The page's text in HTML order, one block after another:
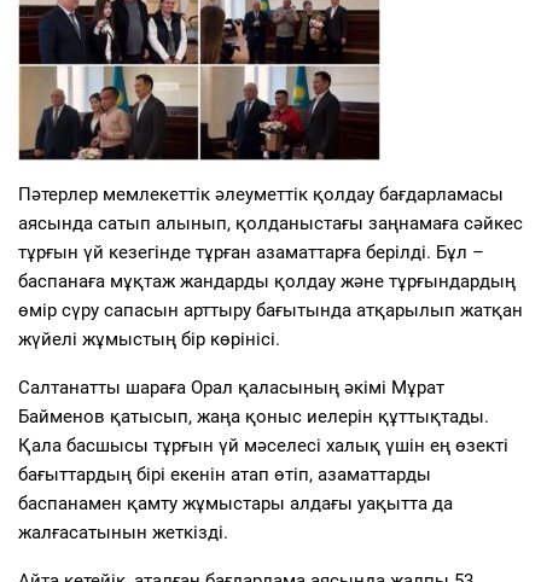
Пәтерлер мемлекеттік әлеуметтік қолдау бағдарламасы
аясында сатып алынып, қолданыстағы заңнамаға сәйкес
тұрғын үй кезегінде тұрған азаматтарға берілді. Бұл –
баспанаға мұқтаж жандарды қолдау және тұрғындардың
өмір сүру сапасын арттыру бағытында атқарылып жатқан
жүйелі жұмыстың бір көрінісі.
Салтанатты шараға Орал қаласының әкімі Мұрат
Байменов қатысып, жаңа қоныс иелерін құттықтады.
Қала басшысы тұрғын үй мәселесі халық үшін ең өзекті
бағыттардың бірі екенін атап өтіп, азаматтарды
баспанамен қамту жұмыстары алдағы уақытта да
жалғасатынын жеткізді.